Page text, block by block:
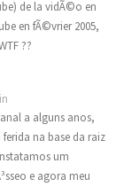
de la vidÃ©o en
en fÃ©vrier 2005,
??
a alguns anos,
na base da raiz
um
e agora meu